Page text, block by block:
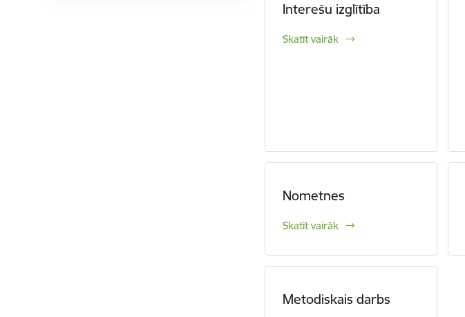
Interešu izglītība
Skatīt vairāk
Nometnes
Skatīt vairāk
Metodiskais darbs